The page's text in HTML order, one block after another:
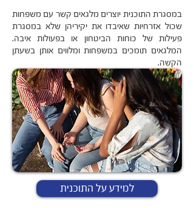
במסגרת התוכנית יוצרים מלגאים קשר עם משפחות
שכול אזרחיות שאיבדו את יקיריהן שלא במסגרת
פעילות של כוחות הביטחון או בפעולות איבה.
המלגאים תומכים במשפחות ומלווים אותן בשעתן
הקשה.
למידע על התוכנית